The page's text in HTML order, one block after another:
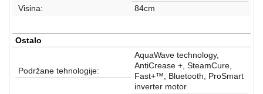
Visina:
84cm
Ostalo
Podržane tehnologije:
AquaWave technology,
AntiCrease +, SteamCure,
Fast+™, Bluetooth, ProSmart
inverter motor